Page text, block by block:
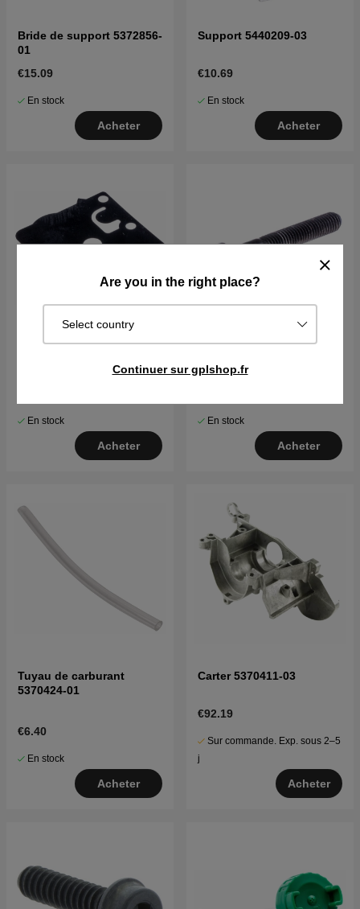
Are you in the right place?
Select country
Continuer sur gplshop.fr
Bride de support 5372856-
01
€15.09
En stock
Acheter
Support 5440209-03
€10.69
En stock
Acheter
En stock
Acheter
En stock
Acheter
Tuyau de carburant
5370424-01
€6.40
En stock
Acheter
Carter 5370411-03
€92.19
Sur commande. Exp. sous 2–5
j
Acheter